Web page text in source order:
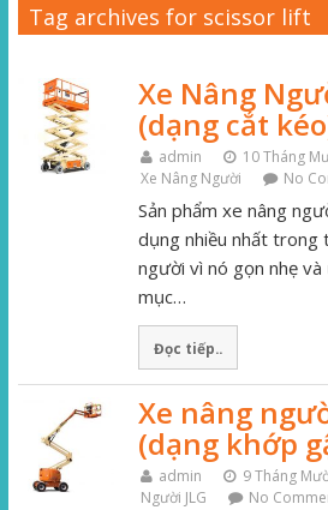
Tag archives for scissor lift
Xe Nâng
(dạng cắt
admin 10 Tháng
Xe Nâng Người
No
Sản phẩm xe nâng
dụng nhiều nhất trong
người vì nó gọn nhẹ
mục…
Đọc tiếp..
Xe nâng
(dạng khớp
admin 9 Tháng
Người JLG
No